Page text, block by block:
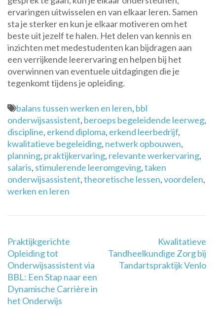
ervaringen uitwisselen en van elkaar leren. Samen
sta je sterker en kun je elkaar motiveren om het
beste uit jezelf te halen. Het delen van kennis en
inzichten met medestudenten kan bijdragen aan
een verrijkende leerervaring en helpen bij het
overwinnen van eventuele uitdagingen die je
tegenkomt tijdens je opleiding.
balans tussen werken en leren, bbl
onderwijsassistent, beroeps begeleidende leerweg,
discipline, erkend diploma, erkend leerbedrijf,
kwalitatieve begeleiding, netwerk opbouwen,
planning, praktijkervaring, relevante werkervaring,
salaris, stimulerende leeromgeving,taken
onderwijsassistent,theoretische lessen,voordelen,
werken en leren
Berichtnavigatie
Praktijkgerichte
Opleiding tot
Onderwijsassistent via
BBL: Een Stap naar een
Dynamische Carrière in
het Onderwijs
Kwalitatieve
Tandheelkundige Zorg bij
Tandartspraktijk Venlo